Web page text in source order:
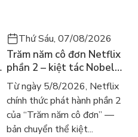
Thứ Sáu, 07/08/2026
Trăm năm cô đơn Netflix
phần 2 – kiệt tác Nobel
trở lại màn ảnh, dòng
người tìm đọc lại García
Márquez
Từ ngày 5/8/2026, Netflix
chính thức phát hành phần 2
của “Trăm năm cô đơn” —
bản chuyển thể kiệt...